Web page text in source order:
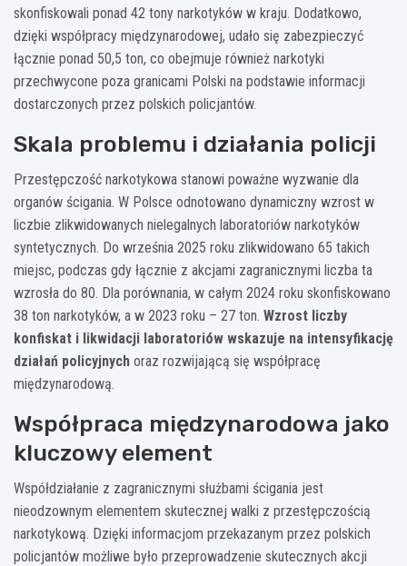
skonfiskowali ponad 42 tony narkotyków w kraju. Dodatkowo,
dzięki współpracy międzynarodowej, udało się zabezpieczyć
łącznie ponad 50,5 ton, co obejmuje również narkotyki
przechwycone poza granicami Polski na podstawie informacji
dostarczonych przez polskich policjantów.
Skala problemu i działania policji
Przestępczość narkotykowa stanowi poważne wyzwanie dla
organów ścigania. W Polsce odnotowano dynamiczny wzrost w
liczbie zlikwidowanych nielegalnych laboratoriów narkotyków
syntetycznych. Do września 2025 roku zlikwidowano 65 takich
miejsc, podczas gdy łącznie z akcjami zagranicznymi liczba ta
wzrosła do 80. Dla porównania, w całym 2024 roku skonfiskowano
38 ton narkotyków, a w 2023 roku – 27 ton. Wzrost liczby
konfiskat i likwidacji laboratoriów wskazuje na intensyfikację
działań policyjnych oraz rozwijającą się współpracę
międzynarodową.
Współpraca międzynarodowa jako
kluczowy element
Współdziałanie z zagranicznymi służbami ścigania jest
nieodzownym elementem skutecznej walki z przestępczością
narkotykową. Dzięki informacjom przekazanym przez polskich
policjantów możliwe było przeprowadzenie skutecznych akcji